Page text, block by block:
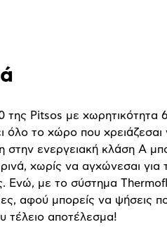
της Pitsos με χωρητικότητα
όλο το χώρο που χρειάζεσαι
στην ενεργειακή κλάση Α
χωρίς να αγχώνεσαι για
Ενώ, με το σύστημα
αφού μπορείς να ψήσεις
τέλειο αποτέλεσμα!